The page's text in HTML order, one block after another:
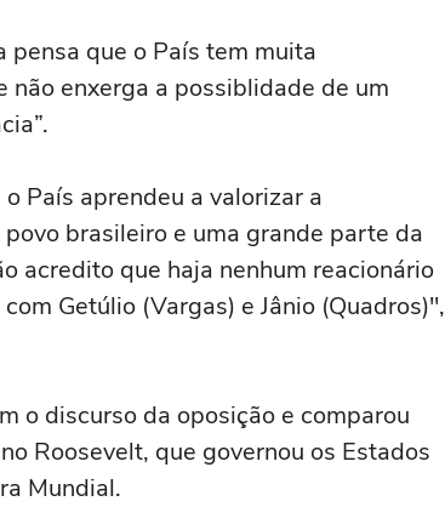
pensa que o País tem muita
não enxerga a possiblidade de um
País aprendeu a valorizar a
brasileiro e uma grande parte da
acredito que haja nenhum reacionário
Getúlio (Vargas) e Jânio (Quadros)",
o discurso da oposição e comparou
Roosevelt, que governou os Estados
Mundial.